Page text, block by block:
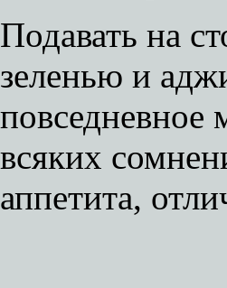
Подавать на
зеленью и
повседневное
всяких
аппетита,